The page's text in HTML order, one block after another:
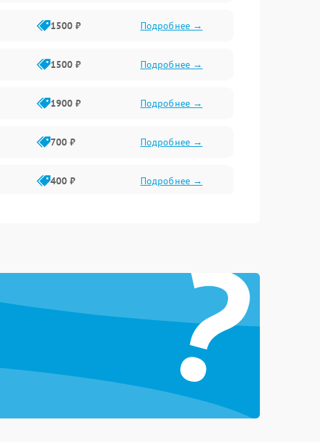
1500 ₽ Подробнее →
1500 ₽ Подробнее →
1900 ₽ Подробнее →
700 ₽ Подробнее →
400 ₽ Подробнее →
?